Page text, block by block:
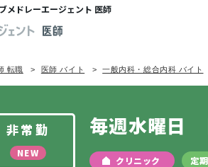
メドレーエージェント 医師
転職 医師 バイト 一般内科・総合内科 バイト
非常勤
NEW
毎週水曜日
クリニック 定期